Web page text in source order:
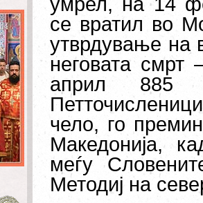
се вратил во
утврдување на
неговата смрт
април 885
чело, го
Македонија,
меѓу
Методиј на